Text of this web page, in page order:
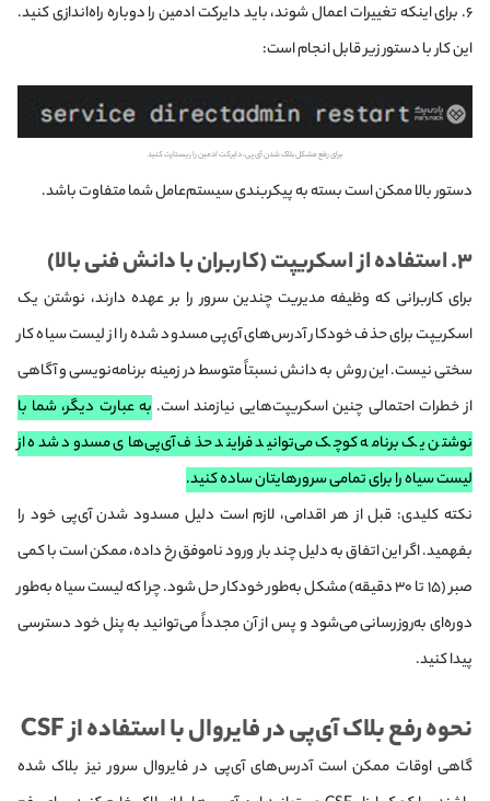
۶. برای اینکه تغییرات اعمال شوند، باید دایرکت ادمین را دوباره راه‌اندازی کنید.
این کار با دستور زیر قابل انجام است:
برای رفع مشکل بلاک شدن آی پی، دایرکت ادمین را ریستارت کنید
دستور بالا ممکن است بسته به پیکربندی سیستم‌عامل شما متفاوت باشد.
۳. استفاده از اسکریپت (کاربران با دانش فنی بالا)
برای کاربرانی که وظیفه‌ مدیریت چندین سرور را بر عهده دارند، نوشتن یک
اسکریپت برای حذف خودکار آدرس‌های آی‌پی مسدود شده را از لیست سیاه کار
سختی نیست. این روش به دانش نسبتاً متوسط در زمینه برنامه‌نویسی و آگاهی
از خطرات احتمالی چنین اسکریپت‌هایی نیازمند است. به عبارت دیگر، شما با
نوشتن یک برنامه کوچک می‌توانید فرایند حذف آی‌پی‌های مسدود شده از
لیست سیاه را برای تمامی سرورهایتان ساده‌ کنید.
نکته کلیدی: قبل از هر اقدامی، لازم است دلیل مسدود شدن آی‌پی خود را
بفهمید. اگر این اتفاق به دلیل چند بار ورود ناموفق رخ داده، ممکن است با کمی
صبر (۱۵ تا ۳۰ دقیقه) مشکل به‌طور خودکار حل شود. چرا که لیست سیاه به‌طور
دوره‌ای به‌روزرسانی می‌شود و پس از آن مجدداً می‌توانید به پنل خود دسترسی
پیدا کنید.
نحوه رفع بلاک آی‌پی در فایروال با استفاده از CSF
گاهی اوقات ممکن است آدرس‌های آی‌پی در فایروال سرور نیز بلاک شده